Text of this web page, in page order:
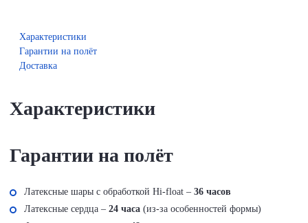
Характеристики
Гарантии на полёт
Доставка
Характеристики
Гарантии на полёт
Латексные шары с обработкой Hi-float – 36 часов
Латексные сердца – 24 часа (из-за особенностей формы)